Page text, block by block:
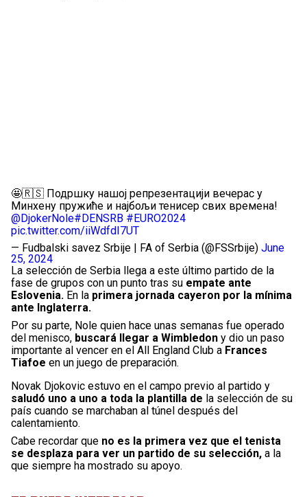
🤩🇷🇸 Подршку нашој репрезентацији вечерас у
Минхену пружиће и најбољи тенисер свих времена!
@DjokerNole#DENSRB #EURO2024
pic.twitter.com/iiWdfdI7UT
— Fudbalski savez Srbije | FA of Serbia (@FSSrbije) June
25, 2024
La selección de Serbia llega a este último partido de la
fase de grupos con un punto tras su empate ante
Eslovenia. En la primera jornada cayeron por la mínima
ante Inglaterra.
Por su parte, Nole quien hace unas semanas fue operado
del menisco, buscará llegar a Wimbledon y dio un paso
importante al vencer en el All England Club a Frances
Tiafoe en un juego de preparación.
Novak Djokovic estuvo en el campo previo al partido y
saludó uno a uno a toda la plantilla de la selección de su
país cuando se marchaban al túnel después del
calentamiento.
Cabe recordar que no es la primera vez que el tenista
se desplaza para ver un partido de su selección, a la
que siempre ha mostrado su apoyo.